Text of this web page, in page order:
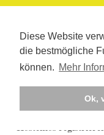
Diese Website
die bestmögliche
können. Mehr
Ok,
Kostenlos